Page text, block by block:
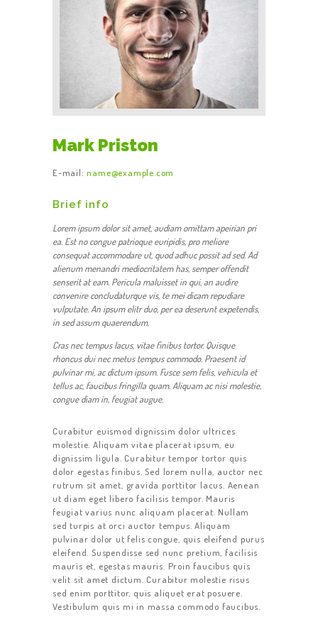
ABOUT US
OUR SERVICES
Mark Priston
E-mail:name@example.com
Brief info
Lorem ipsum dolor sit amet, audiam omittam apeirian pri
ea. Est no congue patrioque euripidis, pro meliore
consequat accommodare ut, quod adhuc possit ad sed. Ad
alienum menandri mediocritatem has, semper offendit
senserit at eam. Pericula maluisset in qui, an audire
convenire concludaturque vis, te mei dicam repudiare
vulputate. An ipsum elitr duo, per ea deserunt expetendis,
in sed assum quaerendum.
Cras nec tempus lacus, vitae finibus tortor. Quisque
rhoncus dui nec metus tempus commodo. Praesent id
pulvinar mi, ac dictum ipsum. Fusce sem felis, vehicula et
tellus ac, faucibus fringilla quam. Aliquam ac nisi molestie,
congue diam in, feugiat augue.
Curabitur euismod dignissim dolor ultrices
molestie. Aliquam vitae placerat ipsum, eu
dignissim ligula. Curabitur tempor tortor quis
dolor egestas finibus. Sed lorem nulla, auctor nec
rutrum sit amet, gravida porttitor lacus. Aenean
ut diam eget libero facilisis tempor. Mauris
feugiat varius nunc aliquam placerat. Nullam
sed turpis at orci auctor tempus. Aliquam
pulvinar dolor ut felis congue, quis eleifend purus
eleifend. Suspendisse sed nunc pretium, facilisis
mauris et, egestas mauris. Proin faucibus quis
velit sit amet dictum. Curabitur molestie risus
sed enim porttitor, quis aliquet erat posuere.
Vestibulum quis mi in massa commodo faucibus.